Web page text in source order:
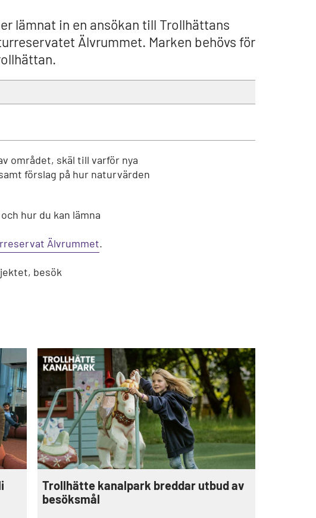
lämnat in en ansökan till Trollhättans
Älvrummet. Marken behövs för
området, skäl till varför nya
förslag på hur naturvärden
hur du kan lämna
Älvrummet.
besök
Trollhätte kanalpark breddar utbud av
besöksmål